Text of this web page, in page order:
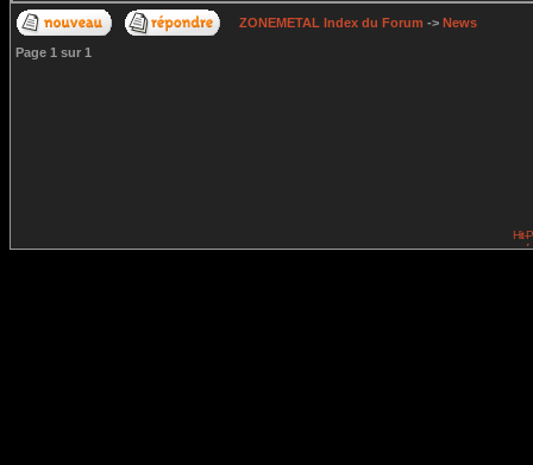
ZONEMETAL Index du Forum -> News
Page 1 sur 1